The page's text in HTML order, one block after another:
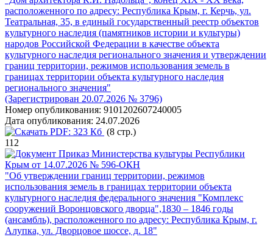
расположенного по адресу: Республика Крым, г. Керчь, ул.
Театральная, 35, в единый государственный реестр объектов
культурного наследия (памятников истории и культуры)
народов Российской Федерации в качестве объекта
культурного наследия регионального значения и утверждении
границ территории, режимов использования земель в
границах территории объекта культурного наследия
регионального значения"
(Зарегистрирован 20.07.2026 № 3796)
Номер опубликования: 9101202607240005
Дата опубликования: 24.07.2026
PDF: 323 Кб (8 стр.)
112
Приказ Министерства культуры Республики
Крым от 14.07.2026 № 596-ОКН
"Об утверждении границ территории, режимов
использования земель в границах территории объекта
культурного наследия федерального значения "Комплекс
сооружений Воронцовского дворца",1830 – 1846 годы
(ансамбль), расположенного по адресу: Республика Крым, г.
Алупка, ул. Дворцовое шоссе, д. 18"